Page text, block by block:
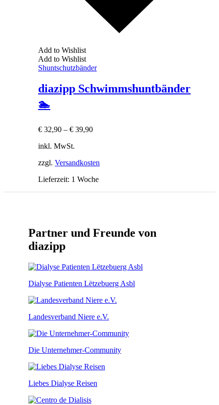
Add to Wishlist
Add to Wishlist
Shuntschutzbänder
diazipp Schwimmshuntbänder
🏊
€ 32,90 – € 39,90
inkl. MwSt.
zzgl. Versandkosten
Lieferzeit: 1 Woche
Partner und Freunde von
diazipp
Dialyse Patienten Lëtzebuerg Asbl
Landesverband Niere e.V.
Die Unternehmer-Community
Liebes Dialyse Reisen